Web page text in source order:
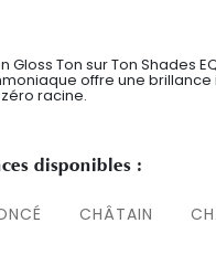
Gloss Ton sur Ton Shades
offre une
racine.
disponibles :
CHÂTAIN